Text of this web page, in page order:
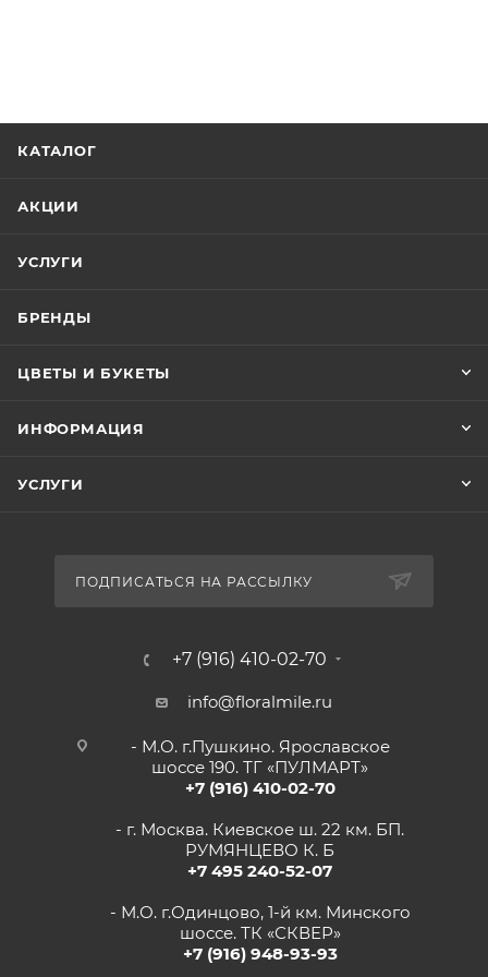
КАТАЛОГ
АКЦИИ
УСЛУГИ
БРЕНДЫ
ЦВЕТЫ И БУКЕТЫ
ИНФОРМАЦИЯ
УСЛУГИ
ПОДПИСАТЬСЯ НА РАССЫЛКУ
+7 (916) 410-02-70
info@floralmile.ru
- М.О. г.Пушкино. Ярославское
шоссе 190. ТГ «ПУЛМАРТ»
+7 (916) 410-02-70
- г. Москва. Киевское ш. 22 км. БП.
РУМЯНЦЕВО К. Б
+7 495 240-52-07
- М.О. г.Одинцово, 1-й км. Минского
шоссе. ТК «СКВЕР»
+7 (916) 948-93-93